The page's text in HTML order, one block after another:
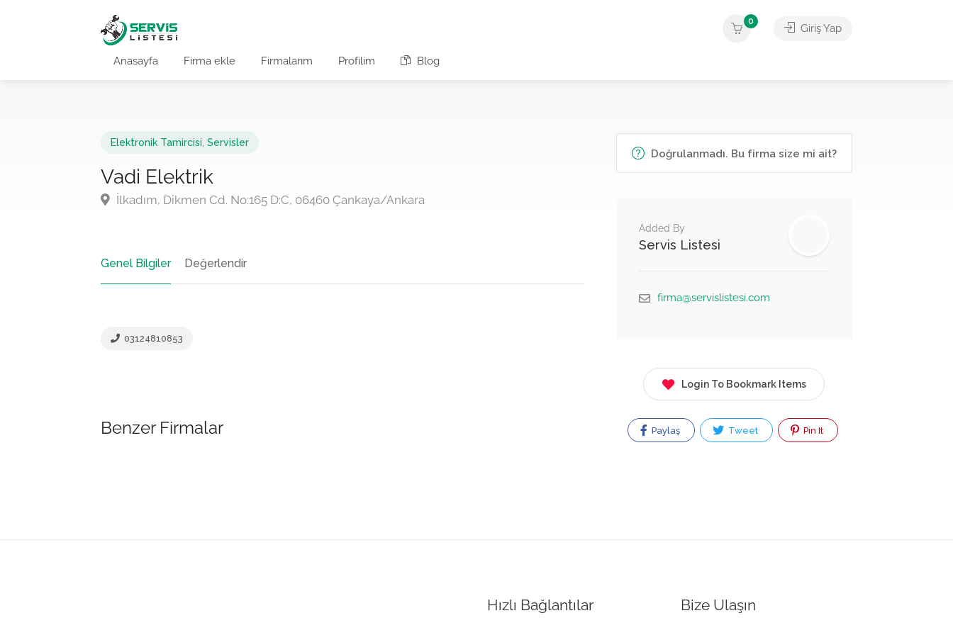
Anasayfa Firma ekle Firmalarım Profilim Blog
0
Giriş Yap
Elektronik Tamircisi Servisler
Vadi Elektrik
İlkadım, Dikmen Cd. No:165 D:C, 06460 Çankaya/Ankara
Genel Bilgiler Değerlendir
03124810853
Benzer Firmalar
Doğrulanmadı. Bu firma size mi ait?
Added By
Servis Listesi
firma@servislistesi.com
Login To Bookmark Items
Paylaş Tweet Pin It
Hızlı Bağlantılar Bize Ulaşın